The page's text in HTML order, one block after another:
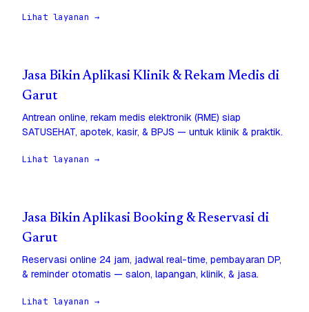
Lihat layanan →
Jasa Bikin Aplikasi Klinik & Rekam Medis di
Garut
Antrean online, rekam medis elektronik (RME) siap
SATUSEHAT, apotek, kasir, & BPJS — untuk klinik & praktik.
Lihat layanan →
Jasa Bikin Aplikasi Booking & Reservasi di
Garut
Reservasi online 24 jam, jadwal real-time, pembayaran DP,
& reminder otomatis — salon, lapangan, klinik, & jasa.
Lihat layanan →